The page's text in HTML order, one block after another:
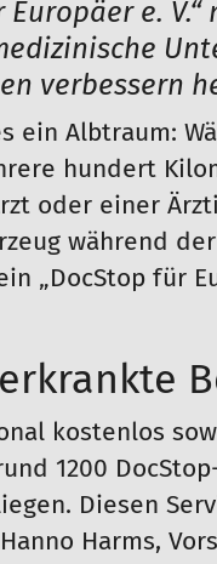
e.
verbessern
ein Albtraum:
hundert
oder einer
während
„DocStop für
kostenlos
1200
Diesen
Harms,